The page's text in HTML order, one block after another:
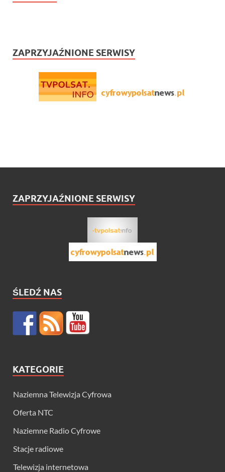
ZAPRZYJAŹNIONE SERWISY
ZAPRZYJAŹNIONE SERWISY
ŚLEDŹ NAS
KATEGORIE
Naziemna Telewizja Cyfrowa
Oferta NTC
Naziemne Radio Cyfrowe
Stacje radiowe
Telewizja internetowa